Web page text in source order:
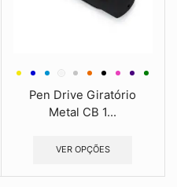
Pen Drive Giratório
Metal CB 1...
VER OPÇÕES